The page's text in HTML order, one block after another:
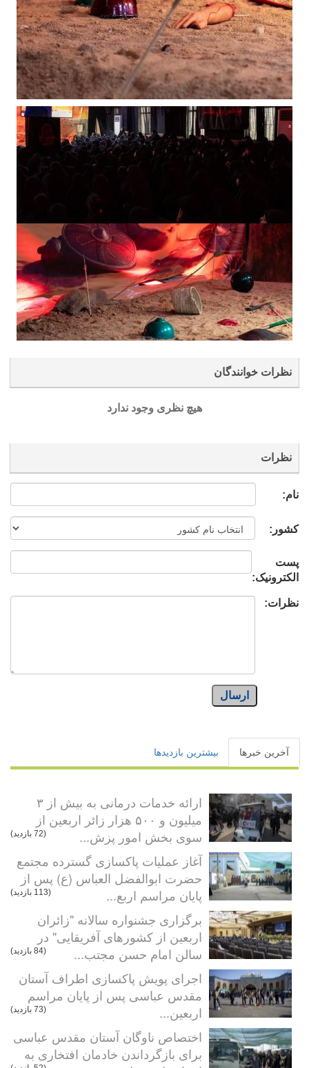
نظرات خوانندگان
هیچ نظری وجود ندارد
نظرات
نام:
کشور:
پست
الکترونیک:
نظرات:
ارسال
آخرین خبرها بیشترین بازدیدها
ارائه خدمات درمانی به بیش از ۳
میلیون و ۵۰۰ هزار زائر اربعین از
سوی بخش امور پزش...
(72 بازدید)
آغاز عملیات پاکسازی گسترده مجتمع
حضرت ابوالفضل العباس (ع) پس از
پایان مراسم اربع...
(113 بازدید)
برگزاری جشنواره سالانه "زائران
اربعین از کشورهای آفریقایی" در
سالن امام حسن مجتب...
(84 بازدید)
اجرای پویش پاکسازی اطراف آستان
مقدس عباسی پس از پایان مراسم
اربعین...
(73 بازدید)
اختصاص ناوگان آستان مقدس عباسی
برای بازگرداندن خادمان افتخاری به